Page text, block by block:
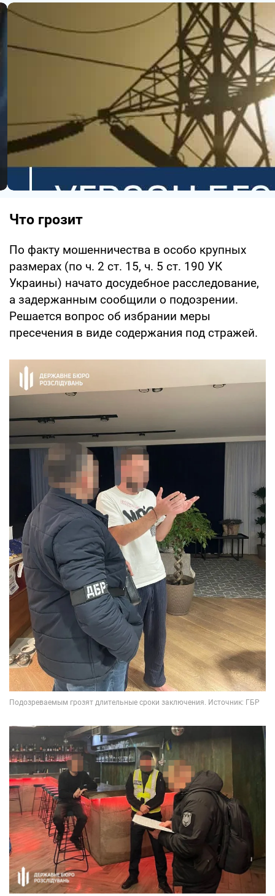
Что грозит
По факту мошенничества в особо крупных
размерах (по ч. 2 ст. 15, ч. 5 ст. 190 УК
Украины) начато досудебное расследование,
а задержанным сообщили о подозрении.
Решается вопрос об избрании меры
пресечения в виде содержания под стражей.